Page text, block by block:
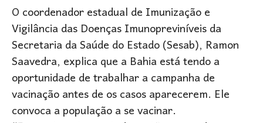
O coordenador estadual de Imunização e
Vigilância das Doenças Imunopreviníveis da
Secretaria da Saúde do Estado (Sesab), Ramon
Saavedra, explica que a Bahia está tendo a
oportunidade de trabalhar a campanha de
vacinação antes de os casos aparecerem. Ele
convoca a população a se vacinar.